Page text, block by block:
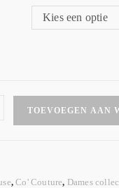
Kies een optie
TOEVOEGEN AAN
,Co' Couture, Dames